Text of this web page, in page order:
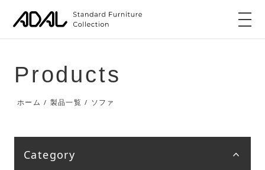
Products
ホーム / 製品一覧 / ソファ
Category